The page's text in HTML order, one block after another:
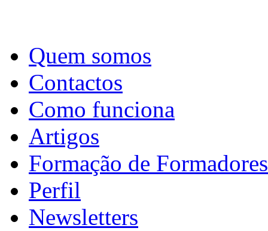
Quem somos
Contactos
Como funciona
Artigos
Formação de Formadores
Perfil
Newsletters